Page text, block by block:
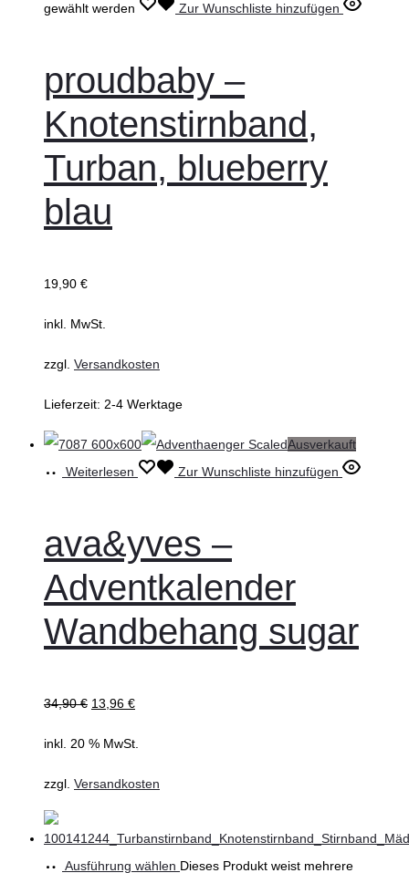
gewählt werden
Zur Wunschliste hinzufügen
proudbaby –
Knotenstirnband,
Turban, blueberry
blau
19,90 €
inkl. MwSt.
zzgl. Versandkosten
Lieferzeit: 2-4 Werktage
Ausverkauft
Weiterlesen
Zur Wunschliste hinzufügen
ava&yves –
Adventkalender
Wandbehang sugar
34,90€ 13,96 €
inkl. 20 % MwSt.
zzgl. Versandkosten
Ausführung wählen Dieses Produkt weist mehrere